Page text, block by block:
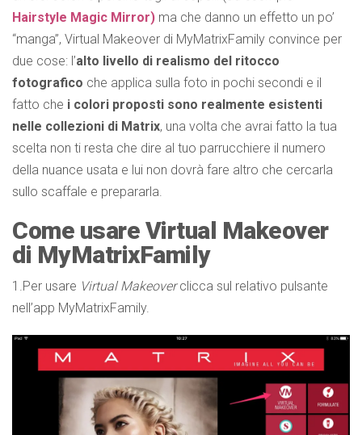
Hairstyle Magic Mirror) ma che danno un effetto un po’
“manga”, Virtual Makeover di MyMatrixFamily convince per
due cose: l’alto livello di realismo del ritocco
fotografico che applica sulla foto in pochi secondi e il
fatto che i colori proposti sono realmente esistenti
nelle collezioni di Matrix, una volta che avrai fatto la tua
scelta non ti resta che dire al tuo parrucchiere il numero
della nuance usata e lui non dovrà fare altro che cercarla
sullo scaffale e prepararla.
Come usare Virtual Makeover
di MyMatrixFamily
1.Per usare Virtual Makeoverclicca sul relativo pulsante
nell’app MyMatrixFamily.